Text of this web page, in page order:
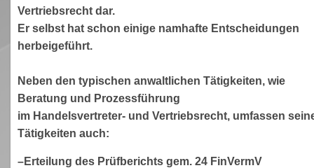
Vertriebsrecht dar.
Er selbst hat schon einige namhafte Entscheidungen
herbeigeführt.
Neben den typischen anwaltlichen Tätigkeiten, wie
Beratung und Prozessführung
im Handelsvertreter- und Vertriebsrecht, umfassen
Tätigkeiten auch:
–Erteilung des Prüfberichts gem. 24 FinVermV